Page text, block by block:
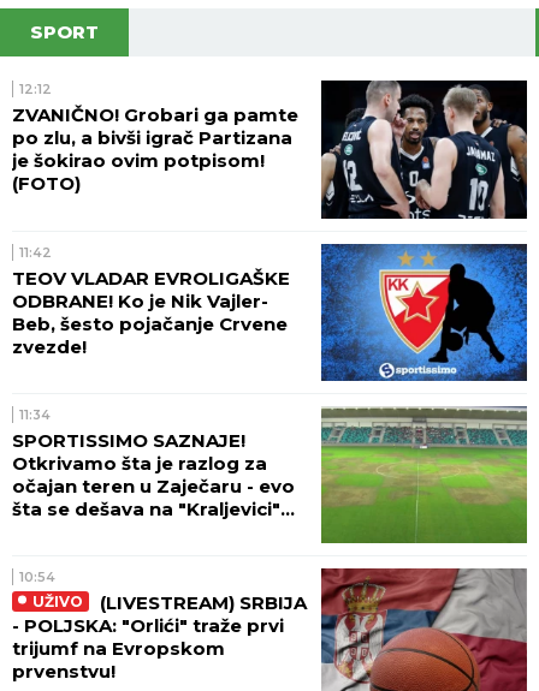
SPORT
12:12
ZVANIČNO! Grobari ga pamte
po zlu, a bivši igrač Partizana
je šokirao ovim potpisom!
(FOTO)
11:42
TEOV VLADAR EVROLIGAŠKE
ODBRANE! Ko je Nik Vajler-
Beb, šesto pojačanje Crvene
zvezde!
11:34
SPORTISSIMO SAZNAJE!
Otkrivamo šta je razlog za
očajan teren u Zaječaru - evo
šta se dešava na "Kraljevici"
10:54
UŽIVO
- POLJSKA: "Orlići" traže prvi
trijumf na Evropskom
prvenstvu!